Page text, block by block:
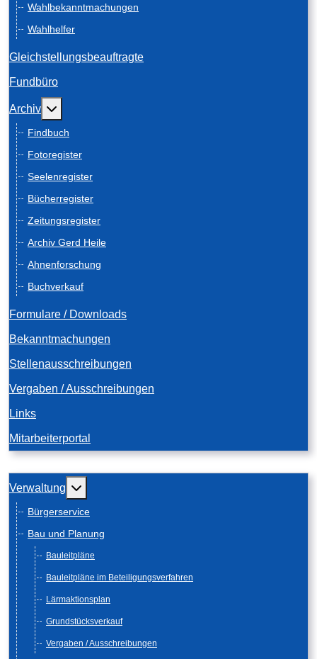
Wahlbekanntmachungen
Wahlhelfer
Gleichstellungsbeauftragte
Fundbüro
Archiv Weitere Informationen: Archiv
Findbuch
Fotoregister
Seelenregister
Bücherregister
Zeitungsregister
Archiv Gerd Heile
Ahnenforschung
Buchverkauf
Formulare / Downloads
Bekanntmachungen
Stellenausschreibungen
Vergaben / Ausschreibungen
Links
Mitarbeiterportal
Verwaltung Weitere Informationen: Verwaltung
Bürgerservice
Bau und Planung
Bauleitpläne
Bauleitpläne im Beteiligungsverfahren
Lärmaktionsplan
Grundstücksverkauf
Vergaben / Ausschreibungen